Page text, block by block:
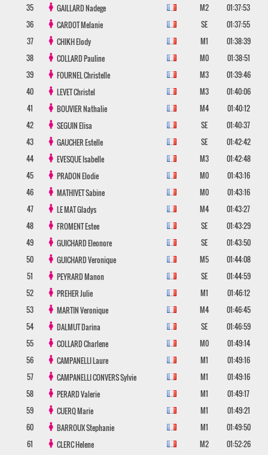
35
GAILLARDNadege M2
01:37:53
36
CARDOTMelanie SE
01:37:55
37
CHIKHElody M1
01:38:39
38
COLLARDPauline M0
01:38:51
39
FOURNELChristelle M3
01:39:46
40
LEVETChristel M3
01:40:06
41
BOUVIERNathalie M4
01:40:12
42
SEGUINElisa SE
01:40:37
43
GAUCHEREstelle SE
01:42:42
44
EVESQUEIsabelle M3
01:42:48
45
PRADONElodie M0
01:43:16
46
MATHIVETSabine M0
01:43:16
47
LE MATGladys M4
01:43:27
48
FROMENTEstee SE
01:43:29
49
GUICHARDEleonore SE
01:43:50
50
GUICHARDVeronique M5
01:44:08
51
PEYRARDManon SE
01:44:59
52
PREHERJulie M1
01:46:12
53
MARTINVeronique M4
01:46:45
54
DALMUTDarina SE
01:46:59
55
COLLARDCharlene M0
01:49:14
56
CAMPANELLILaure M1
01:49:16
57
CAMPANELLI CONVERSSylvie M1
01:49:16
58
PERARDValerie M1
01:49:17
59
CUERQMarie M1
01:49:21
60
BARROUXStephanie M1
01:49:50
61
CLERCHelene M2
01:52:26